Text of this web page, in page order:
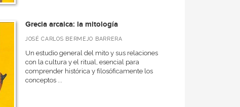
Grecia arcaica: la mitología
JOSÉ CARLOS BERMEJO BARRERA
Un estudio general del mito y sus relaciones
con la cultura y el ritual, esencial para
comprender histórica y filosóficamente los
conceptos ...